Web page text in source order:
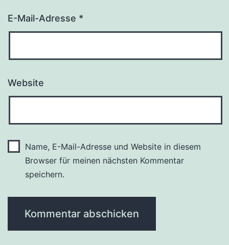
E-Mail-Adresse *
Website
Name, E-Mail-Adresse und Website in diesem
Browser für meinen nächsten Kommentar
speichern.